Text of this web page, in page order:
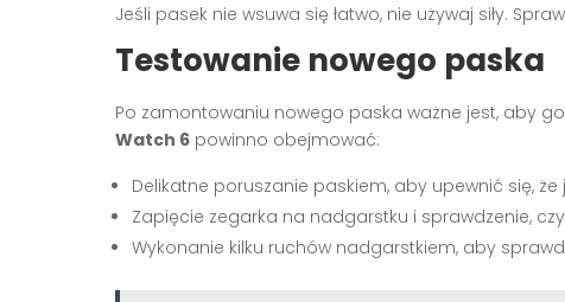
Jeśli pasek nie wsuwa się łatwo, nie używaj siły.
Testowanie nowego paska
Po zamontowaniu nowego paska ważne jest, aby
Watch 6 powinno obejmować:
Delikatne poruszanie paskiem, aby upewnić się, że
Zapięcie zegarka na nadgarstku i sprawdzenie,
Wykonanie kilku ruchów nadgarstkiem, aby